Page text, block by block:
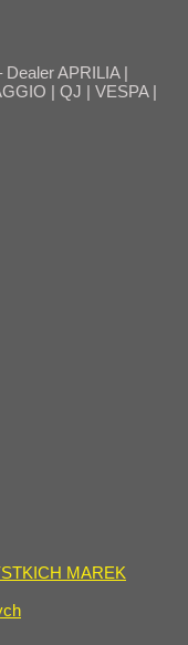
APRILIA |
| QJ | VESPA |
MAREK